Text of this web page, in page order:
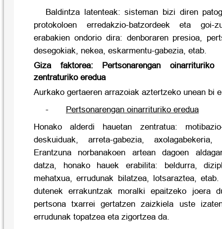
Baldintza latenteak: sisteman bizi diren
protokoloen erredakzio-batzordeek eta goi-
erabakien ondorio dira: denboraren presioa,
desegokiak, nekea, eskarmentu-gabezia, etab.
Giza faktorea: Pertsonarengan
zentraturiko eredua
Aurkako gertaeren arrazoiak aztertzeko unean bi
- Pertsonarengan oinarrituriko eredua
Honako alderdi hauetan zentratua:
deskuiduak, arreta-gabezia, axolagabekeria,
Erantzuna norbanakoen artean dagoen
datza, honako hauek erabilita: beldurra,
mehatxua, errudunak bilatzea, lotsaraztea,
dutenek errakuntzak moralki epaitzeko joera
pertsona txarrei gertatzen zaizkiela uste
errudunak topatzea eta zigortzea da.